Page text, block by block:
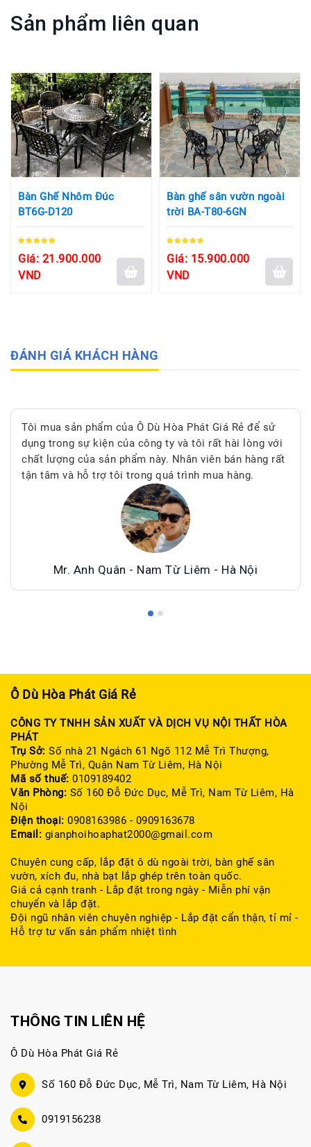
Sản phẩm liên quan
Bàn Ghế Nhôm Đúc
BT6G-D120
Giá: 21.900.000
VND
Bàn ghế sân vườn ngoài
trời BA-T80-6GN
Giá: 15.900.000
VND
ĐÁNH GIÁ KHÁCH HÀNG
Tôi mua sản phẩm của Ô Dù Hòa Phát Giá Rẻ để sử
dụng trong sự kiện của công ty và tôi rất hài lòng với
chất lượng của sản phẩm này. Nhân viên bán hàng rất
tận tâm và hỗ trợ tôi trong quá trình mua hàng.
Mr. Anh Quân - Nam Từ Liêm - Hà Nội
Ô Dù Hòa Phát Giá Rẻ
CÔNG TY TNHH SẢN XUẤT VÀ DỊCH VỤ NỘI THẤT HÒA
PHÁT
Trụ Sở: Số nhà 21 Ngách 61 Ngõ 112 Mễ Trì Thượng,
Phường Mễ Trì, Quận Nam Từ Liêm, Hà Nội
Mã số thuế: 0109189402
Văn Phòng: Số 160 Đỗ Đức Dục, Mễ Trì, Nam Từ Liêm, Hà
Nội
Điện thoại: 0908163986 - 0909163678
Email: gianphoihoaphat2000@gmail.com
Chuyên cung cấp, lắp đặt ô dù ngoài trời, bàn ghế sân
vườn, xích đu, nhà bạt lắp ghép trên toàn quốc.
Giá cả cạnh tranh - Lắp đặt trong ngày - Miễn phí vận
chuyển và lắp đặt.
Đội ngũ nhân viên chuyên nghiệp - Lắp đặt cẩn thận, tỉ mỉ -
Hỗ trợ tư vấn sản phẩm nhiệt tình
THÔNG TIN LIÊN HỆ
Ô Dù Hòa Phát Giá Rẻ
Số 160 Đỗ Đức Dục, Mễ Trì, Nam Từ Liêm, Hà Nội
0919156238